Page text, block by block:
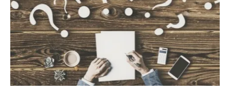
不要物件の手放しに役立つ売却買取の流れ
高槻市の不動産売却で失敗しない準備とは
売却買取による資産整理の進め方を解説
高槻市の不動産売却で後悔しないための秘訣
高槻市で不動産売却を失敗しないための対